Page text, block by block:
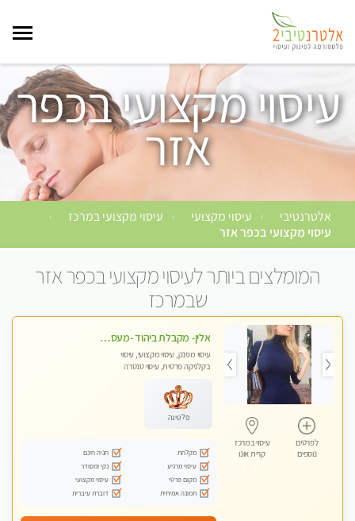
עיסוי מקצועי בכפר
אזר
אלטרנטיבי › עיסוי מקצועי › עיסוי מקצועי במרכז ›
עיסוי מקצועי בכפר אזר
המומלצים ביותר לעיסוי מקצועי בכפר אזר
שבמרכז
לפרטים
נוספים
עיסוי במרכז
קרית אונו
אלין- מקבלת ביהוד -מעסה פרטית ואיכותית לבד ביהוד . עיסוי מפנק איכותי מקצועי אצלי ביהוד
עיסוי מפנק, עיסוי מקצועי, עיסוי
בקלניקה פרטית, עיסוי טנטרה
פלטינה
מקלחת
חניה חינם
עיסוי מרגיע
נקי ומסודר
מקום פרטי
עיסוי מקצועי
תמונה אמיתית
דוברת עיברית